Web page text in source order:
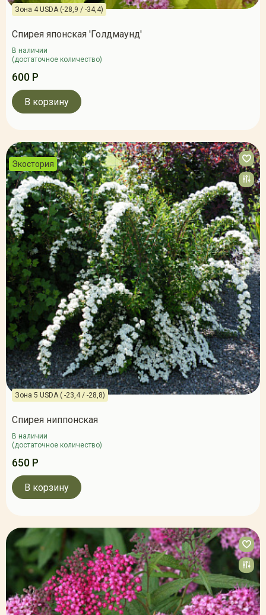
Зона 4 USDA (-28,9 / -34,4)
Спирея японская 'Голдмаунд'
В наличии
(достаточное количество)
600 Р
В корзину
Экостория
Зона 5 USDA ( -23,4 / -28,8)
Спирея ниппонская
В наличии
(достаточное количество)
650 Р
В корзину